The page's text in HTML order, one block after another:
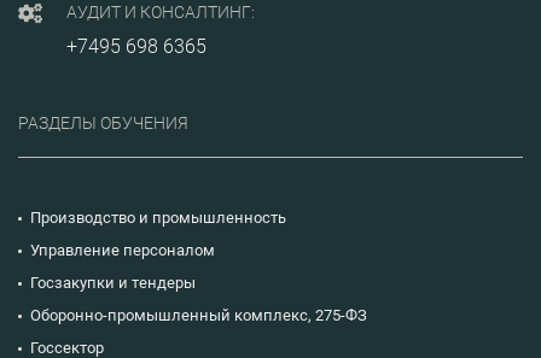
АУДИТ И КОНСАЛТИНГ:
+7495 698 6365
РАЗДЕЛЫ ОБУЧЕНИЯ
Производство и промышленность
Управление персоналом
Госзакупки и тендеры
Оборонно-промышленный комплекс, 275-ФЗ
Госсектор